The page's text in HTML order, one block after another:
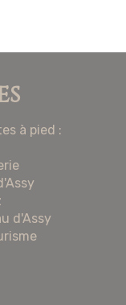
à pied :
d'Assy